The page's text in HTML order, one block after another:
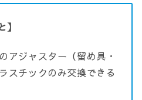
】
アジャスター（留め具・
スチックのみ交換できる